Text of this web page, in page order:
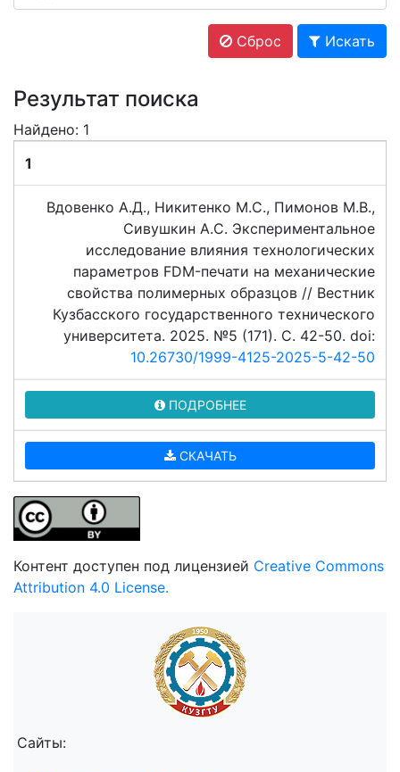
Сброс Искать
Результат поиска
Найдено: 1
1
Вдовенко А.Д., Никитенко М.С., Пимонов М.В.,
Сивушкин А.С. Экспериментальное
исследование влияния технологических
параметров FDM-печати на механические
свойства полимерных образцов // Вестник
Кузбасского государственного технического
университета. 2025. №5 (171). C. 42-50. doi:
10.26730/1999-4125-2025-5-42-50
ПОДРОБНЕЕ
СКАЧАТЬ
Контент доступен под лицензией Creative Commons
Attribution 4.0 License.
Сайты: